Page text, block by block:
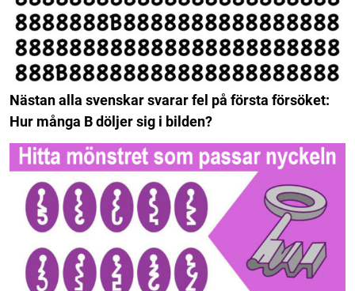
Nästan alla svenskar svarar fel på första försöket:
Hur många B döljer sig i bilden?